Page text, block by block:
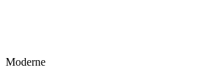
Moderne